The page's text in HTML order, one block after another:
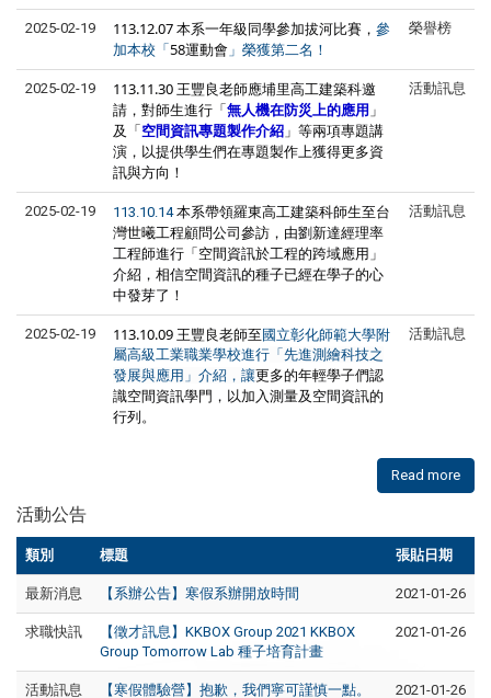
2025-02-19 113.12.07 本系一年級同學參加拔河比賽， 參
加本校「 58運動會 」榮獲第二名！
榮譽榜
2025-02-19
113.11.30 王豐良老師應埔里高工建築科邀
請，對師生進行「無人機在防災上的應用 」
及「空間資訊專題製作介紹 」等兩項專題講
演，以提供學生們在專題製作上獲得更多資
訊與方向！
活動訊息
2025-02-19 113.10.14本系帶領羅東高工建築科師生至台
灣世曦工程顧問公司參訪，由劉新達經理率
工程師進行「空間資訊於工程的跨域應用」
介紹，相信空間資訊的種子已經在學子的心
中發芽了！
活動訊息
2025-02-19 113.10.09 王豐良老師至 國立彰化師範大學附
屬高級工業職業學校進行 「先進測繪科技之
發展與應用」介紹，讓更多的年輕學子們認
識空間資訊學門，以加入測量及空間資訊的
行列。
活動訊息
Read more
活動公告
類別 標題 張貼日期
最新消息 【系辦公告】寒假系辦開放時間 2021-01-26
求職快訊
【徵才訊息】KKBOX Group 2021 KKBOX
Group Tomorrow Lab 種子培育計畫
2021-01-26
活動訊息
【寒假體驗營】抱歉，我們寧可謹慎一點。
2021-01-26